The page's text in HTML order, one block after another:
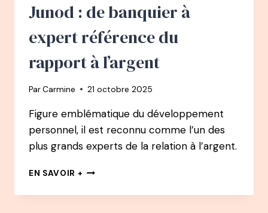
APRÈS
UN
BURN-
OUT
–
DE
BD
Junod : de banquier à
expert référence du
rapport à l’argent
ParCarmine 21 octobre 2025
Figure emblématique du développement
personnel, il est reconnu comme l’un des
plus grands experts de la relation à l’argent.
EN SAVOIR + 160
–